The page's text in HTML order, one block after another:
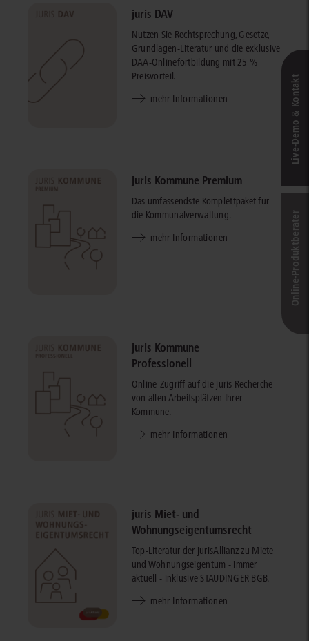
juris DAV
Nutzen Sie Rechtsprechung, Gesetze,
Grundlagen-Literatur und die exklusive
DAA-Onlinefortbildung mit 25 %
Preisvorteil.
mehr Informationen
juris Kommune Premium
Das umfassendste Komplettpaket für
die Kommunalverwaltung.
mehr Informationen
juris Kommune
Professionell
Online-Zugriff auf die juris Recherche
von allen Arbeitsplätzen Ihrer
Kommune.
mehr Informationen
juris Miet- und
Wohnungseigentumsrecht
Top-Literatur der jurisAllianz zu Miete
und Wohnungseigentum - immer
aktuell - inklusive STAUDINGER BGB.
mehr Informationen
Live‑Demo & Kontakt
Online-Produkt­berater